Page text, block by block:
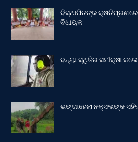
ବିସ୍ଥାପିତଙ୍କ କ୍ଷତିପୂରଣରେ
ବିଧାୟକ
ବନ୍ୟା ସ୍ଥିତିର ସମୀକ୍ଷା
ଭଙ୍ଗାହେଲା ନକ୍ସଲଙ୍କ